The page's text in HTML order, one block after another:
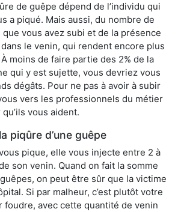
de guêpe dépend de l’individu qui
a piqué. Mais aussi, du nombre de
vous avez subi et de la présence
dans le venin, qui rendent encore plus
moins de faire partie des 2% de la
qui y est sujette, vous devriez vous
dégâts. Pour ne pas à avoir à subir
vers les professionnels du métier
vous aident.
piqûre d’une guêpe
pique, elle vous injecte entre 2 à
son venin. Quand on fait la somme
on peut être sûr que la victime
Si par malheur, c’est plutôt votre
foudre, avec cette quantité de venin